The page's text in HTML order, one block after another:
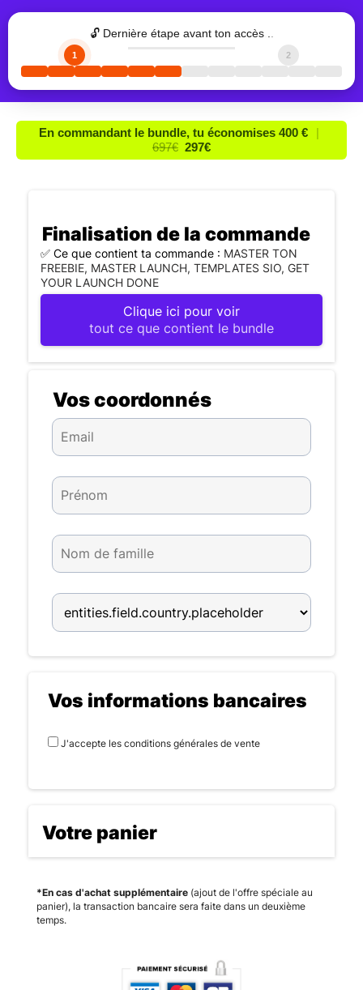
🔓 Dernière étape avant ton accès.
1 2
En commandant le bundle, tu économises 400 €
|
697€ 297€
Finalisation de la commande
✅ Ce que contient ta commande : MASTER TON
FREEBIE, MASTER LAUNCH, TEMPLATES SIO, GET
YOUR LAUNCH DONE
Clique ici pour voir
tout ce que contient le bundle
Vos coordonnés
Vos informations bancaires
J'accepte les conditions générales de vente
Votre panier
*En cas d'achat supplémentaire (ajout de l'offre spéciale au
panier), la transaction bancaire sera faite dans un deuxième
temps.